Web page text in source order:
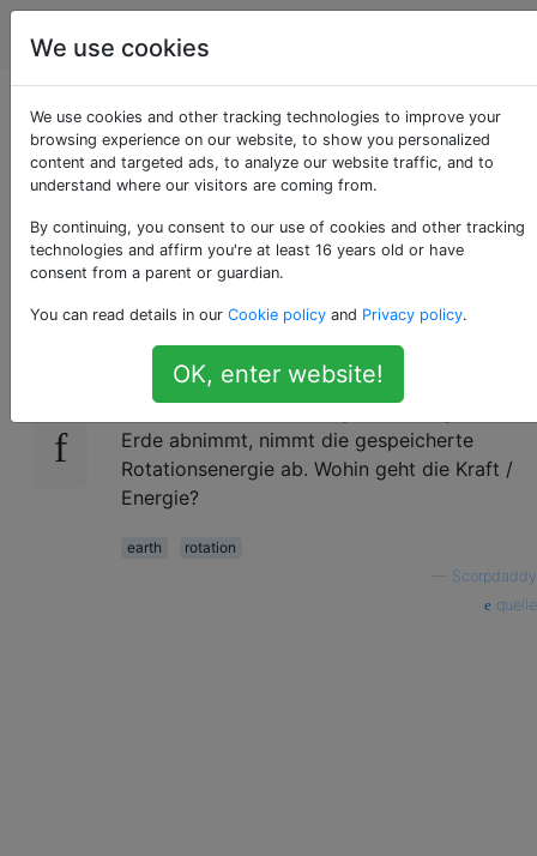
Astronomie
Abnehmende
Erdrotationsrate:
Wohin geht die Kraft?
8
Ich verstehe aus Wikipedia, dass "die Länge
des Tages, die im Laufe der Erdgeschichte
aufgrund von Gezeiteneffekten zugenommen
hat, ...". Wenn die Winkelgeschwindigkeit der
Erde abnimmt, nimmt die gespeicherte
Rotationsenergie ab. Wohin geht die Kraft /
Energie?
earth
rotation
Scorpdaddy
quelle
We use cookies
We use cookies and other tracking technologies to improve your
browsing experience on our website, to show you personalized
content and targeted ads, to analyze our website traffic, and to
understand where our visitors are coming from.
By continuing, you consent to our use of cookies and other tracking
technologies and affirm you're at least 16 years old or have
consent from a parent or guardian.
You can read details in our Cookie policy and Privacy policy.
OK, enter website!